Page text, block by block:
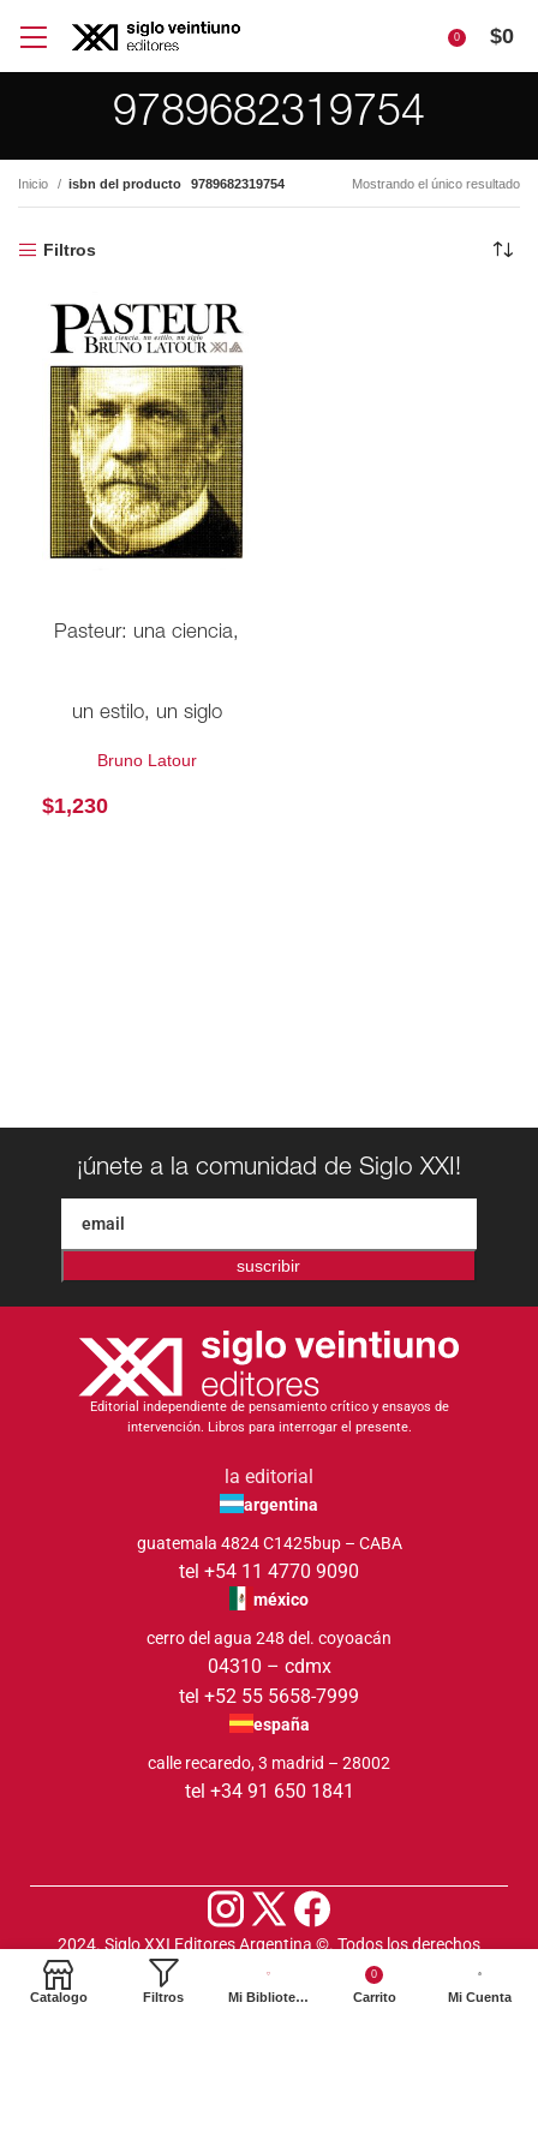
0 $0
9789682319754
Inicio isbn del producto 9789682319754 Mostrando el único resultado
Filtros
Pasteur: una ciencia,
un estilo, un siglo
Bruno Latour
$1,230
¡únete a la comunidad de Siglo XXI!
suscribir
Editorial independiente de pensamiento crítico y ensayos de
intervención. Libros para interrogar el presente.
la editorial
argentina
guatemala 4824 C1425bup – CABA
tel +54 11 4770 9090
méxico
cerro del agua 248 del. coyoacán
04310 – cdmx
tel +52 55 5658-7999
españa
calle recaredo, 3 madrid – 28002
tel +34 91 650 1841
2024. Siglo XXI Editores Argentina ©️. Todos los derechos
reservados
Catalogo Filtros Mi Biblioteca
0
Carrito Mi Cuenta